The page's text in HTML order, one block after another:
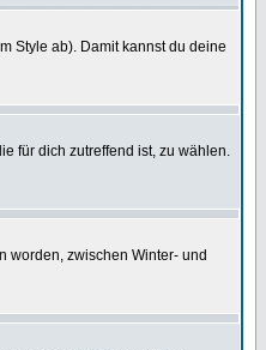
Style ab). Damit kannst du deine
für dich zutreffend ist, zu wählen.
worden, zwischen Winter- und